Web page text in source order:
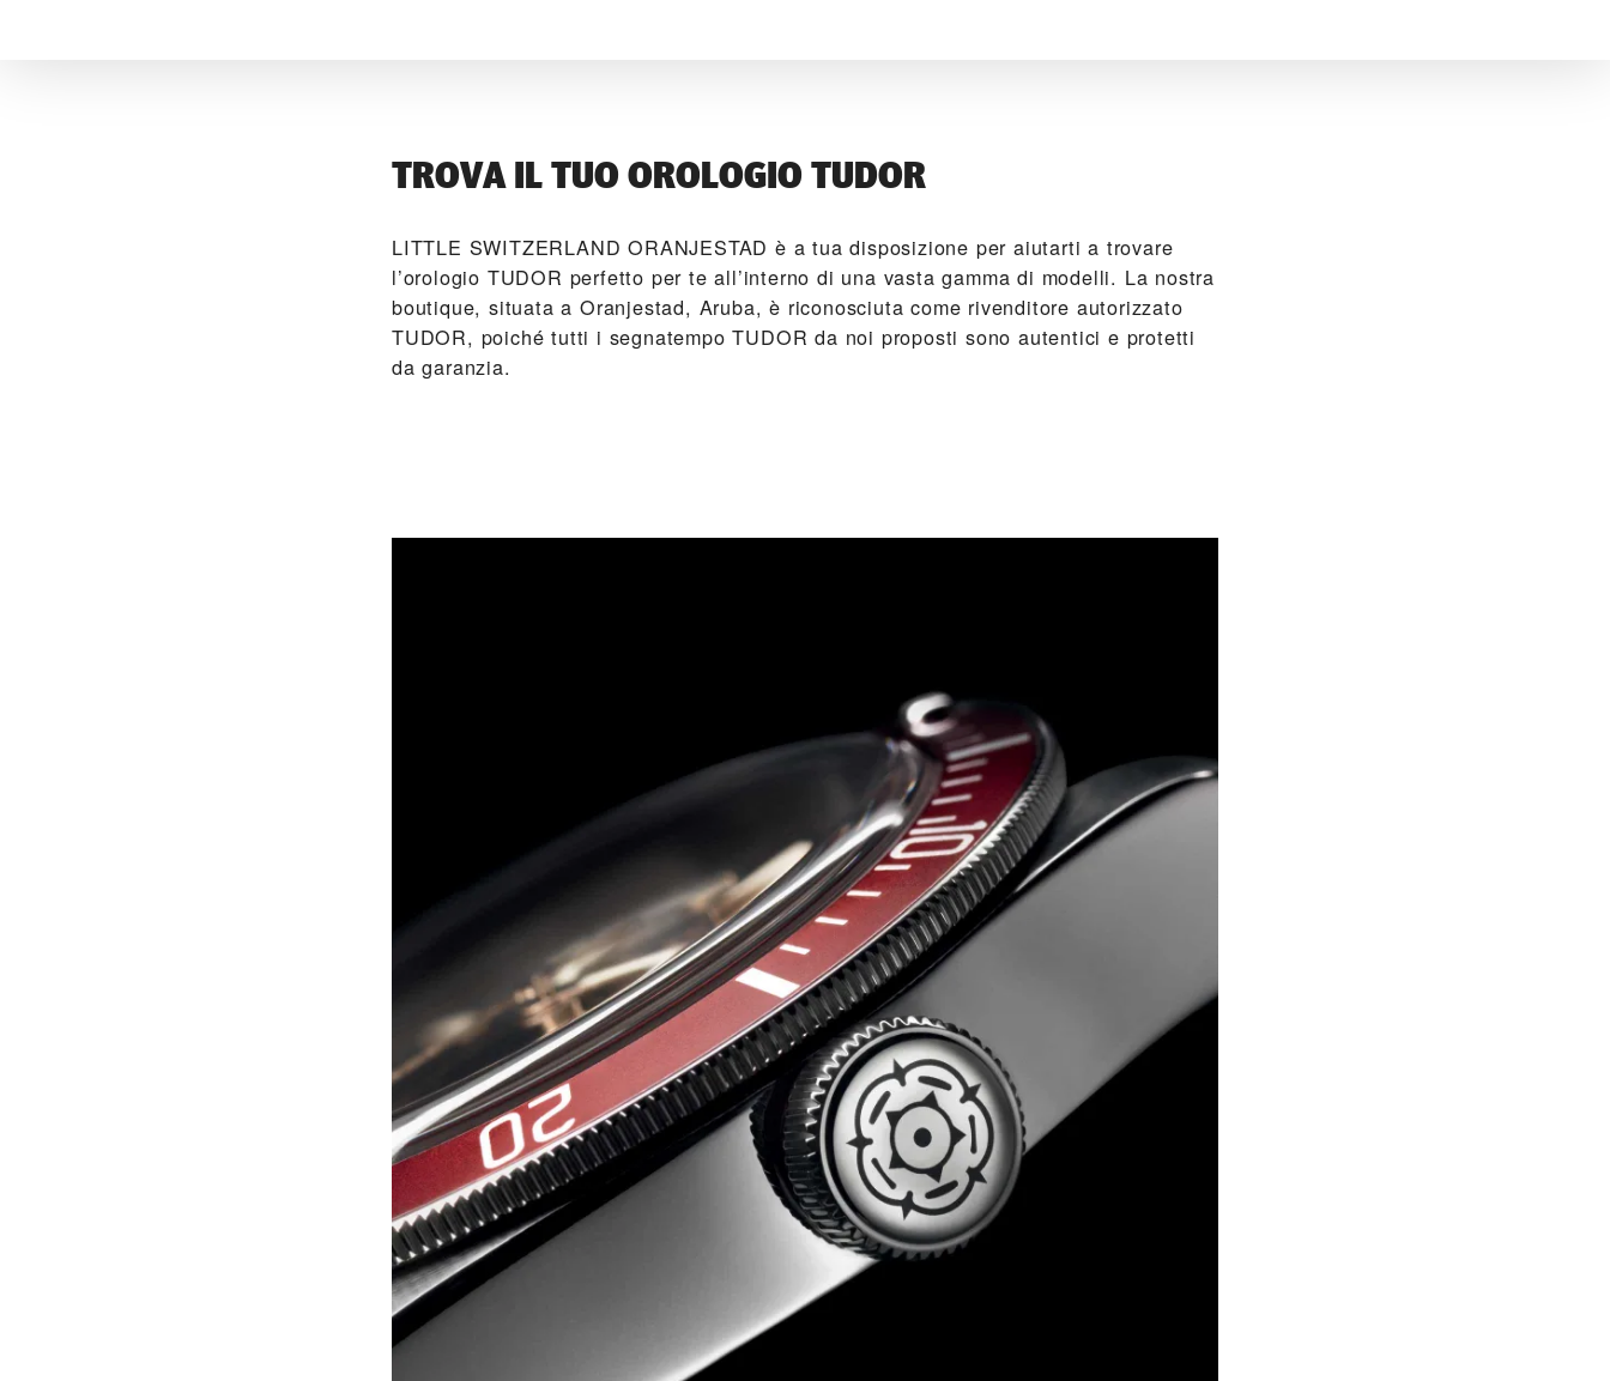
TROVA IL TUO OROLOGIO TUDOR
‭LITTLE SWITZERLAND ORANJESTAD‬ è a tua disposizione per aiutarti a trovare
l’orologio TUDOR perfetto per te all’interno di una vasta gamma di modelli. La nostra
boutique, situata a Oranjestad, Aruba, è riconosciuta come rivenditore autorizzato
TUDOR, poiché tutti i segnatempo TUDOR da noi proposti sono autentici e protetti
da garanzia.